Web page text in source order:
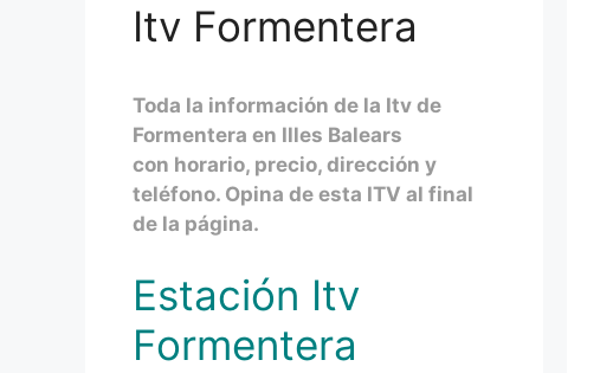
Itv Formentera
Toda la información de la Itv de
Formentera en Illes Balears
con horario, precio, dirección y
teléfono. Opina de esta ITV al final
de la página.
Estación Itv
Formentera